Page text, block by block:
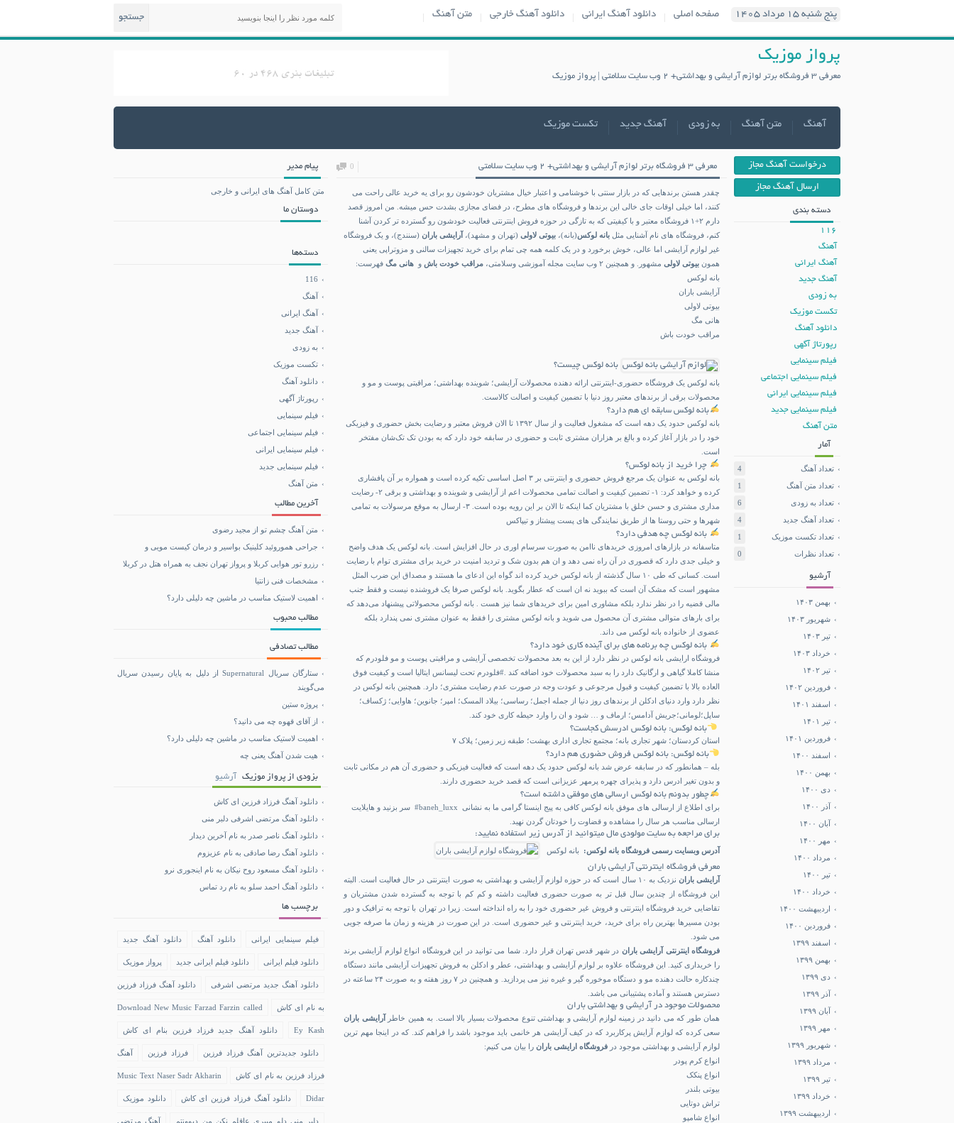
پنج شنبه ۱۵ مرداد ۱۴۰۵ صفحه اصلی دانلود آهنگ ایرانی دانلود آهنگ خارجی متن آهنگ جستجو
پرواز موزیک
معرفی ۳ فروشگاه برتر لوازم آرایشی و بهداشتی+ ۲ وب سایت سلامتی | پرواز موزیک
آهنگ متن آهنگ به زودی آهنگ جدید تکست موزیک
معرفی ۳ فروشگاه برتر لوازم آرایشی و بهداشتی+ ۲ وب سایت سلامتی 0
چقدر هستن برندهایی که در بازار سنتی با خوشنامی و اعتبار خیال مشتریان خودشون رو برای یه خرید عالی راحت می
کنند، اما خیلی اوقات جای خالی این برندها و فروشگاه های مطرح، در فضای مجازی بشدت حس میشه. من امروز قصد
دارم ۲+۱ فروشگاه معتبر و با کیفیتی که به تازگی در حوزه فروش اینترنتی فعالیت خودشون رو گسترده تر کردن آشنا
کنم، فروشگاه های نام آشنایی مثل بانه لوکس(بانه)، بیوتی لاولی (تهران و مشهد)، آرایشی باران (سنندج)، و یک فروشگاه
غیر لوازم آرایشی اما عالی، خوش برخورد و در یک کلمه همه چی تمام برای خرید تجهیزات سالنی و مزوتراپی یعنی
همون بیوتی لاولی مشهور. و همچنین ۲ وب سایت مجله آموزشی وسلامتی، مراقب خودت باش و هانی مگ فهرست:
بانه لوکس
آرایشی باران
بیوتی لاولی
هانی مگ
مراقب خودت باش
بانه لوکس چیست؟
بانه لوکس یک فروشگاه حضوری-اینترنتی ارائه دهنده محصولات آرایشی؛ شوینده بهداشتی؛ مراقبتی پوست و مو و
محصولات برقی از برندهای معتبر روز دنیا با تضمین کیفیت و اصالت کالاست.
بانه لوکس سابقه ای هم دارد؟
بانه لوکس حدود یک دهه است که مشغول فعالیت و از سال ۱۳۹۲ تا الان فروش معتبر و رضایت بخش حضوری و فیزیکی
خود را در بازار آغاز کرده و بالغ بر هزاران مشتری ثابت و حضوری در سابقه خود دارد که به بودن تک تک‌شان مفتخر
است.
چرا خرید از بانه لوکس؟
بانه لوکس به عنوان یک مرجع فروش حضوری و اینترنتی بر ۳ اصل اساسی تکیه کرده است و همواره بر آن پافشاری
کرده و خواهد کرد: ۱- تضمین کیفیت و اصالت تمامی محصولات اعم از آرایشی و شوینده و بهداشتی و برقی ۲- رضایت
مداری مشتری و حسن خلق با مشتریان کما اینکه تا الان بر این رویه بوده است. ۳- ارسال به موقع مرسولات به تمامی
شهرها و حتی روستا ها از طریق نمایندگی های پست پیشتاز و تیپاکس
بانه لوکس چه هدفی دارد؟
متاسفانه در بازارهای امروزی خریدهای ناامن به صورت سرسام اوری در حال افزایش است. بانه لوکس یک هدف واضح
و خیلی جدی دارد که قصوری در آن راه نمی دهد و ان هم بدون شک و تردید امنیت در خرید برای مشتری توام با رضایت
است. کسانی که طی ۱۰ سال گذشته از بانه لوکس خرید کرده اند گواه این ادعای ما هستند و مصداق این ضرب المثل
مشهور است که مشک آن است که ببوید نه ان است که عطار بگوید. بانه لوکس صرفا یک فروشنده نیست و فقط جنب
مالی قضیه را در نظر ندارد بلکه مشاوری امین برای خریدهای شما نیز هست . بانه لوکس محصولاتی پیشنهاد می‌دهد که
برای بارهای متوالی مشتری آن محصول می شوید و‌ بانه لوکس مشتری را فقط به عنوان مشتری نمی پندارد بلکه
عضوی از خانواده بانه لوکس می داند.
بانه لوکس چه برنامه های برای آینده کاری خود دارد؟
فروشگاه ارایشی بانه لوکس در نظر دارد از این به بعد محصولات تخصصی آرایشی و مراقبتی پوست و مو فلودرم که
منشا کاملا گیاهی و ارگانیک دارد را به سبد محصولات خود اضافه کند .#فلودرم تحت لیسانس ایتالیا است و کیفیت فوق
العاده بالا با تضمین کیفیت و قبول مرجوعی و عودت وجه در صورت عدم رضایت مشتری؛ دارد. همچنین بانه لوکس در
نظر دارد وارد دنیای ادکلن از برندهای روز دنیا از جمله اجمل؛ رساسی؛ بیلاد المسک؛ امپر؛ جانوین؛ هاوایی؛ ژکساف؛
ساپل؛لومانی؛جریش آدامس؛ ارماف و … شود و ان را وارد حیطه کاری خود کند.
بانه لوکس: بانه لوکس ادرسش کجاست؟
استان کردستان؛ شهر تجاری بانه؛ مجتمع تجاری اداری بهشت؛ طبقه زیر زمین؛ پلاک ۷
بانه لوکس: بانه لوکس فروش حضوری هم دارد؟
بله – همانطور که در سابقه عرض شد بانه لوکس حدود یک دهه است که فعالیت فیزیکی و حضوری آن هم در مکانی ثابت
و بدون تغیر ادرس دارد و پذیرای چهره پرمهر عزیزانی است که قصد خرید حضوری دارند.
چطور بدونم بانه لوکس ارسالی های موفقی داشته است؟
برای اطلاع از ارسالی های موفق بانه لوکس کافی به پیج اینستا گرامی ما به نشانی baneh_luxx# سر بزنید و هایلایت
ارسالی مناسب هر سال را مشاهده و قضاوت را خودتان گردن نهید.
برای مراجعه به سایت مولودی مال میتوانید از آدرس زیر استفاده نمایید:
آدرس وبسایت رسمی فروشگاه بانه لوکس: بانه لوکس
معرفی فروشگاه اینترنتی آرایشی باران
آرایشی باران
نزدیک به ۱۰ سال است که در حوزه لوازم آرایشی و بهداشتی به صورت اینترنتی در حال فعالیت است. البته
این فروشگاه از چندین سال قبل تر به صورت حضوری فعالیت داشته و کم کم با توجه به گسترده شدن مشتریان و
تقاضایی خرید فروشگاه اینترنتی و فروش غیر حضوری خود را به راه انداخته است. زیرا در تهران با توجه به ترافیک و دور
بودن مسیرها بهترین راه برای خرید، خرید اینترنتی و غیر حضوری است. در این صورت در هزینه و زمان ما صرفه جویی
می شود.
فروشگاه اینترنتی آرایشی باران در شهر قدس تهران قرار دارد. شما می توانید در این فروشگاه انواع لوازم آرایشی برند
را خریداری کنید. این فروشگاه علاوه بر لوازم آرایشی و بهداشتی، عطر و ادکلن به فروش تجهیزات آرایشی مانند دستگاه
چندکاره حالت دهنده مو و دستگاه موخوره گیر و غیره نیز می پردازید. و همچنین در ۷ روز هفته و به صورت ۲۴ ساعته در
دسترس هستند و آماده پشتیبانی می باشد.
محصولات موجود در آرایشی و بهداشتی باران
همان طور که می دانید در زمینه لوازم آرایشی و بهداشتی تنوع محصولات بسیار بالا است. به همین خاطر آرایشی باران
سعی کرده که لوازم آرایش پرکاربرد که در کیف آرایشی هر خانمی باید موجود باشد را فراهم کند. که در اینجا مهم ترین
لوازم آرایشی و بهداشتی موجود در فروشگاه ارایشی باران را بیان می کنیم:
انواع کرم پودر
انواع پنکک
بیوتی بلندر
تراش دوتایی
انواع شامپو
درخواست آهنگ مجاز
ارسال آهنگ مجاز
دسته بندی
116
آهنگ
آهنگ ایرانی
آهنگ جدید
به زودی
تکست موزیک
دانلود آهنگ
رپورتاژ آگهی
فیلم سینمایی
فیلم سینمایی اجتماعی
فیلم سینمایی ایرانی
فیلم سینمایی جدید
متن آهنگ
آمار
تعداد آهنگ
4
تعداد متن آهنگ
1
تعداد به زودی
6
تعداد آهنگ جدید
4
تعداد تکست موزیک
1
تعداد نظرات
0
آرشیو
بهمن ۱۴۰۳
شهریور ۱۴۰۳
تیر ۱۴۰۳
خرداد ۱۴۰۳
تیر ۱۴۰۲
فروردین ۱۴۰۲
اسفند ۱۴۰۱
تیر ۱۴۰۱
فروردین ۱۴۰۱
اسفند ۱۴۰۰
بهمن ۱۴۰۰
دی ۱۴۰۰
آذر ۱۴۰۰
آبان ۱۴۰۰
مهر ۱۴۰۰
مرداد ۱۴۰۰
تیر ۱۴۰۰
خرداد ۱۴۰۰
اردیبهشت ۱۴۰۰
فروردین ۱۴۰۰
اسفند ۱۳۹۹
بهمن ۱۳۹۹
دی ۱۳۹۹
آذر ۱۳۹۹
آبان ۱۳۹۹
مهر ۱۳۹۹
شهریور ۱۳۹۹
مرداد ۱۳۹۹
تیر ۱۳۹۹
خرداد ۱۳۹۹
اردیبهشت ۱۳۹۹
پیام مدیر
متن کامل آهنگ های ایرانی و خارجی
دوستان ما
دسته‌ها
116
آهنگ
آهنگ ایرانی
آهنگ جدید
به زودی
تکست موزیک
دانلود آهنگ
رپورتاژ آگهی
فیلم سینمایی
فیلم سینمایی اجتماعی
فیلم سینمایی ایرانی
فیلم سینمایی جدید
متن آهنگ
آخرین مطالب
متن آهنگ چشم تو از مجید رضوی
جراحی هموروئید کلینیک بواسیر و درمان کیست مویی و
رزرو تور هوایی کربلا و پرواز تهران نجف به همراه هتل در کربلا
مشخصات فنی زانتیا
اهمیت لاستیک مناسب در ماشین چه دلیلی دارد؟
مطالب محبوب
مطالب تصادفی
ستارگان سریال Supernatural از دلیل به پایان رسیدن سریال
می‌گویند
پروژه ستین
از آقای قهوه چه می دانید؟
اهمیت لاستیک مناسب در ماشین چه دلیلی دارد؟
هیت شدن آهنگ یعنی چه
بزودی از پرواز موزیک آرشیو
دانلود آهنگ فرزاد فرزین ای کاش
دانلود آهنگ مرتضی اشرفی دلبر منی
دانلود آهنگ ناصر صدر به نام آخرین دیدار
دانلود آهنگ رضا صادقی به نام عزیزوم
دانلود آهنگ مسعود روح نیکان به نام اینجوری نرو
دانلود آهنگ احمد سلو به نام رد تماس
برچسب ها
فیلم سینمایی ایرانی دانلود آهنگ دانلود آهنگ جدید
دانلود فیلم ایرانی دانلود فیلم ایرانی جدید پرواز موزیک
دانلود آهنگ جدید مرتضی اشرفی دانلود آهنگ فرزاد فرزین
به نام ای کاش Download New Music Farzad Farzin called
Ey Kash دانلود آهنگ جدید فرزاد فرزین بنام ای کاش
دانلود جدیدترین آهنگ فرزاد فرزین فرزاد فرزین آهنگ
فرزاد فرزین به نام ای کاش Music Text Naser Sadr Akharin
Didar دانلود آهنگ فرزاد فرزین ای کاش دانلود موزیک
دلبر منی دلو میبری عاقلم نکن من دیوونتم آهنگ مرتضی